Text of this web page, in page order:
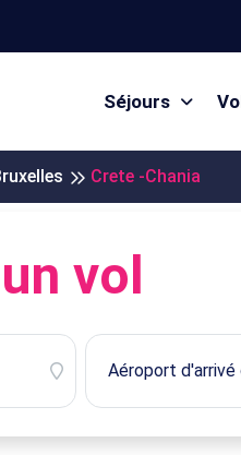
Séjours
Crete -Chania
un vol